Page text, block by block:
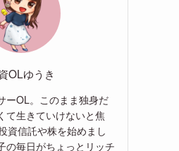
OLゆうき
ーOL。このまま独身だ
て生きていけないと焦
資信託や株を始めまし
の毎日がちょっとリッチ